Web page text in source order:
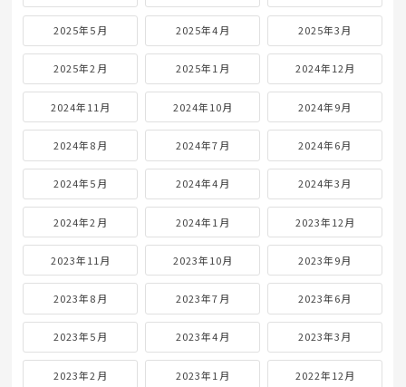
2025年5月 2025年4月 2025年3月
2025年2月 2025年1月 2024年12月
2024年11月 2024年10月 2024年9月
2024年8月 2024年7月 2024年6月
2024年5月 2024年4月 2024年3月
2024年2月 2024年1月 2023年12月
2023年11月 2023年10月 2023年9月
2023年8月 2023年7月 2023年6月
2023年5月 2023年4月 2023年3月
2023年2月 2023年1月 2022年12月